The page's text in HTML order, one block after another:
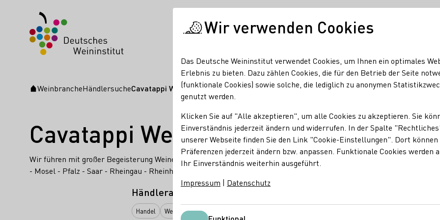
Startseite
WeinbrancheHändlersucheCavatappi Weine am Südstern
Cavatappi Weine am Südstern
Wir führen mit großer Begeisterung Weine aus den nachfolgenden Regionen: - Baden/Kaiserstuhl - Franken - Nahe
- Mosel - Pfalz - Saar - Rheingau - Rheinhessen - Württemberg
Händlerart
Handel Weintour
Wir verwenden Cookies
Das Deutsche Weininstitut verwendet Cookies, um Ihnen ein optimales
Erlebnis zu bieten. Dazu zählen Cookies, die für den Betrieb der Seite
(funktionale Cookies) sowie solche, die lediglich zu anonymen
genutzt werden.
Klicken Sie auf "Alle akzeptieren", um alle Cookies zu akzeptieren. Sie
Einverständnis jederzeit ändern und widerrufen. In der Spalte
unserer Webseite finden Sie den Link "Cookie-Einstellungen". Dort können
Präferenzen jederzeit ändern bzw. anpassen. Funktionale Cookies werden
Ihr Einverständnis weiterhin ausgeführt.
Impressum | Datenschutz